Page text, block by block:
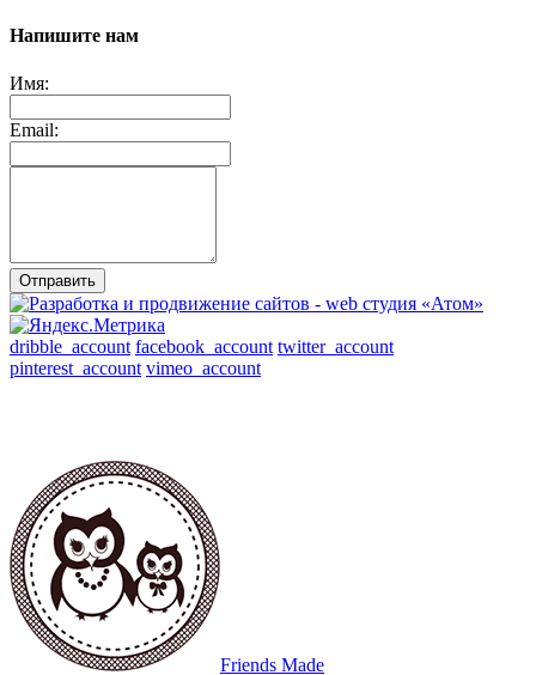
Напишите нам
Имя:
Email:
Отправить
dribble_account facebook_account twitter_account
pinterest_account vimeo_account
Friends Made